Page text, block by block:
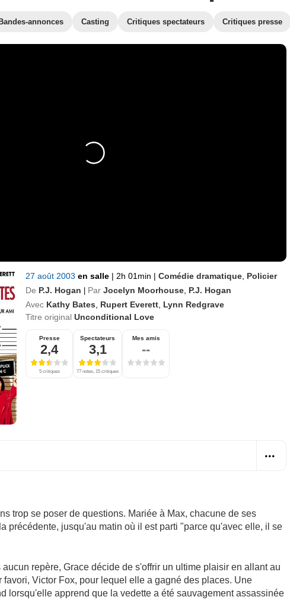
Bandes-annonces Casting Critiques spectateurs Critiques presse
27 août 2003 en salle | 2h 01min | Comédie dramatique Policier
De P.J. Hogan | Par Jocelyn Moorhouse P.J. Hogan
Avec Kathy Bates Rupert Everett Lynn Redgrave
Titre original Unconditional Love
Presse
2,4
5 critiques
Spectateurs
3,1
77 notes, 15 critiques
Mes amis
--
trop se poser de questions. Mariée à Max, chacune de ses
précédente, jusqu'au matin où il est parti "parce qu'avec elle, il se
repère, Grace décide de s'offrir un ultime plaisir en allant au
favori, Victor Fox, pour lequel elle a gagné des places. Une
lorsqu'elle apprend que la vedette a été sauvagement assassinée